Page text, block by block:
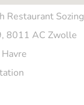
Restaurant Sozing
8011 AC Zwolle